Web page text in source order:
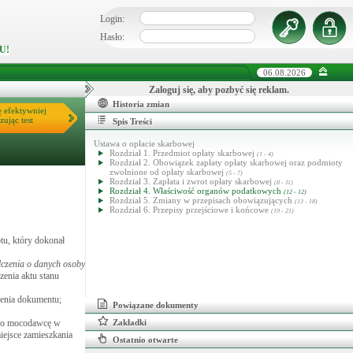
Login:
Hasło:
06.08.2026
efektywniej
test
który dokonał
o danych osoby
aktu stanu
dokumentu;
mocodawcę w
zamieszkania
Zaloguj się, aby pozbyć się reklam.
Historia zmian
Spis Treści
Ustawa o opłacie skarbowej
Rozdział 1. Przedmiot opłaty skarbowej (1 - 4)
Rozdział 2. Obowiązek zapłaty opłaty skarbowej oraz podmioty
zwolnione od opłaty skarbowej (5 - 7)
Rozdział 3. Zapłata i zwrot opłaty skarbowej (8 - 11)
Rozdział 4. Właściwość organów podatkowych (12 - 12)
Rozdział 5. Zmiany w przepisach obowiązujących (13 - 18)
Rozdział 6. Przepisy przejściowe i końcowe (19 - 21)
Powiązane dokumenty
Zakładki
Ostatnio otwarte